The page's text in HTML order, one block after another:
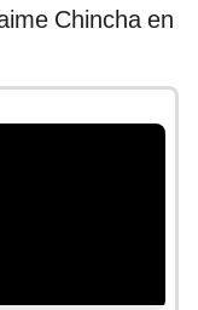
Chincha en